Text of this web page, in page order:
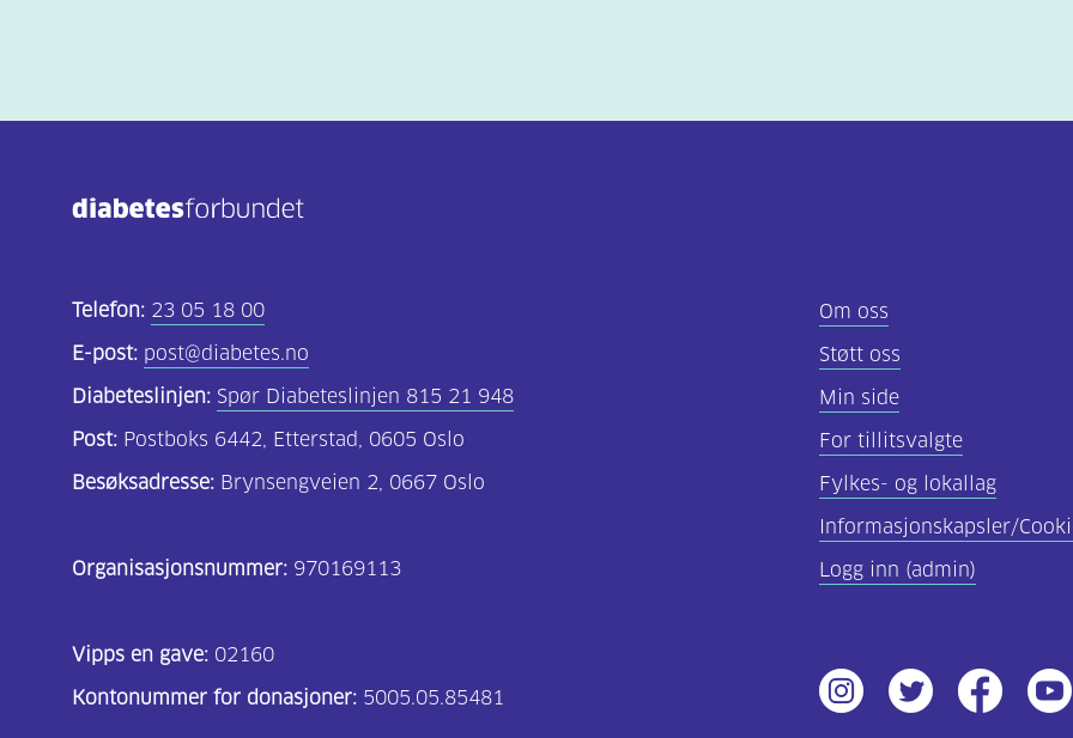
Telefon: 23 05 18 00
E-post: post@diabetes.no
Diabeteslinjen: Spør Diabeteslinjen 815 21 948
Post: Postboks 6442, Etterstad, 0605 Oslo
Besøksadresse: Brynsengveien 2, 0667 Oslo
Organisasjonsnummer: 970169113
Vipps en gave: 02160
Kontonummer for donasjoner: 5005.05.85481
Om oss
Støtt oss
Min side
For tillitsvalgte
Fylkes- og lokallag
Informasjonskapsler/
Logg inn (admin)
InstagramTwitter Facebook